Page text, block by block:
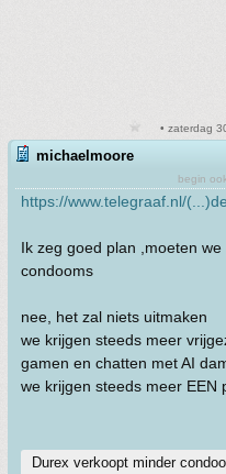
• zaterdag
michaelmoore
begin
https://www.telegraaf.nl/
Ik zeg goed plan ,moeten
condooms
nee, het zal niets uitmaken
we krijgen steeds meer
gamen en chatten met AI
we krijgen steeds meer EEN
Durex verkoopt minder